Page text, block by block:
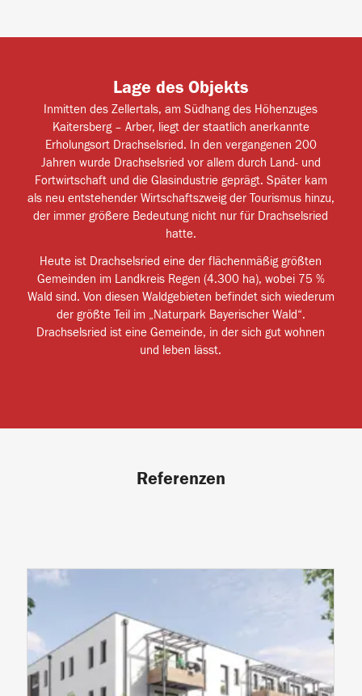
Lage des Objekts
Inmitten des Zellertals, am Südhang des Höhenzuges
Kaitersberg – Arber, liegt der staatlich anerkannte
Erholungsort Drachselsried. In den vergangenen 200
Jahren wurde Drachselsried vor allem durch Land- und
Fortwirtschaft und die Glasindustrie geprägt. Später kam
als neu entstehender Wirtschaftszweig der Tourismus hinzu,
der immer größere Bedeutung nicht nur für Drachselsried
hatte.
Heute ist Drachselsried eine der flächenmäßig größten
Gemeinden im Landkreis Regen (4.300 ha), wobei 75 %
Wald sind. Von diesen Waldgebieten befindet sich wiederum
der größte Teil im „Naturpark Bayerischer Wald“.
Drachselsried ist eine Gemeinde, in der sich gut wohnen
und leben lässt.
Referenzen